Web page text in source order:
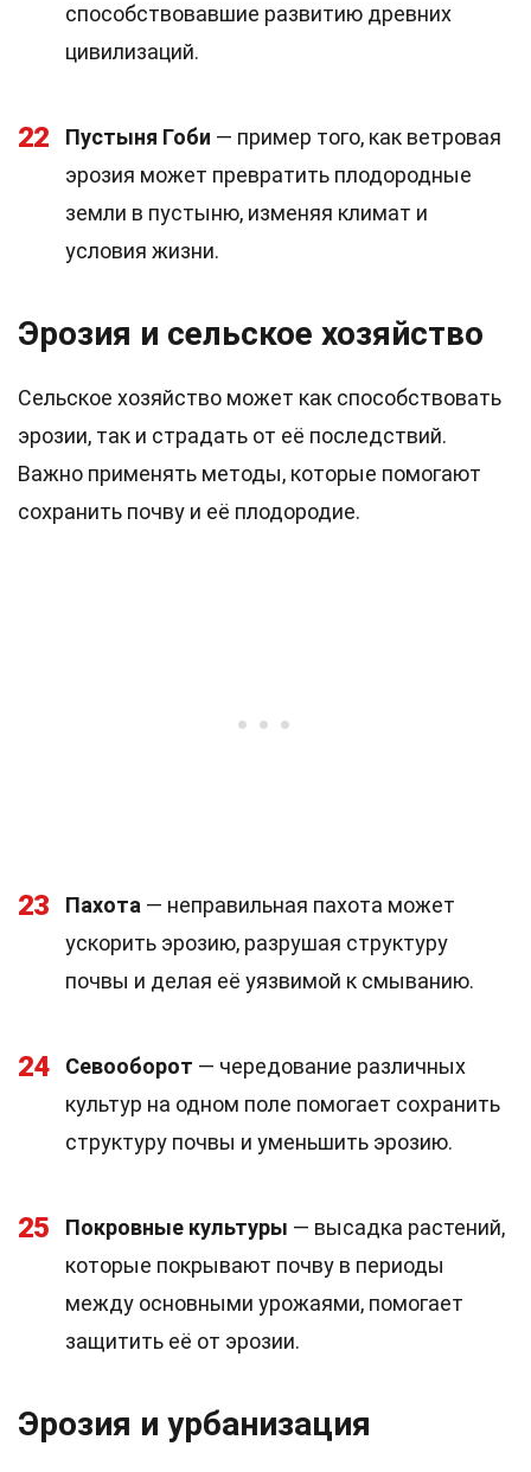
способствовавшие развитию древних
цивилизаций.
22 Пустыня Гоби — пример того, как ветровая
эрозия может превратить плодородные
земли в пустыню, изменяя климат и
условия жизни.
Эрозия и сельское хозяйство
Сельское хозяйство может как способствовать
эрозии, так и страдать от её последствий.
Важно применять методы, которые помогают
сохранить почву и её плодородие.
23 Пахота — неправильная пахота может
ускорить эрозию, разрушая структуру
почвы и делая её уязвимой к смыванию.
24 Севооборот — чередование различных
культур на одном поле помогает сохранить
структуру почвы и уменьшить эрозию.
25 Покровные культуры — высадка растений,
которые покрывают почву в периоды
между основными урожаями, помогает
защитить её от эрозии.
Эрозия и урбанизация